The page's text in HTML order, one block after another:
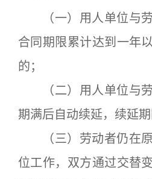
（一）用人单位与劳
合同期限累计达到一年
的；
（二）用人单位与劳
期满后自动续延，续延期
（三）劳动者仍在原
位工作，双方通过交替